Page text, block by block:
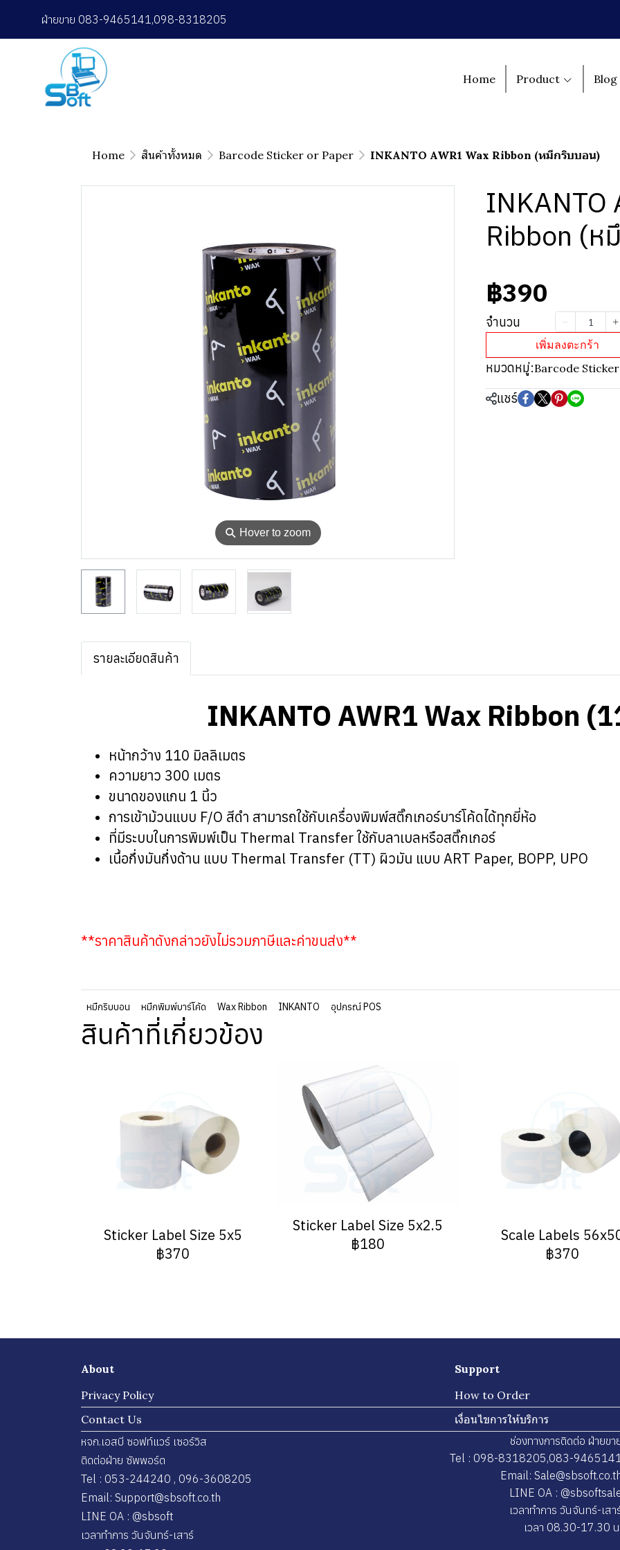
ฝ่ายขาย 083-9465141,098-8318205
Home Product Blog
Home สินค้าทั้งหมด Barcode Sticker or Paper INKANTO AWR1 Wax Ribbon (หมึกริบบอน)
⚲ Hover to zoom
INKANTO
Ribbon (ห
฿390
จำนวน
เพิ่มลงตะกร้า
หมวดหมู่:Barcode
แชร์
รายละเอียดสินค้า
INKANTO AWR1 Wax Ribbon
หน้ากว้าง 110 มิลลิเมตร
ความยาว 300 เมตร
ขนาดของแกน 1 นิ้ว
การเข้าม้วนแบบ F/O สีดำ สามารถใช้กับเครื่องพิมพ์สติ๊กเกอร์บาร์โค้ดได้ทุกยี่ห้อ
ที่มีระบบในการพิมพ์เป็น Thermal Transfer ใช้กับลาเบลหรือสติ๊กเกอร์
เนื้อกึ่งมันกึ่งด้าน แบบ Thermal Transfer (TT) ผิวมัน แบบ ART Paper, BOPP, UPO
**ราคาสินค้าดังกล่าวยังไม่รวมภาษีและค่าขนส่ง**
หมึกริบบอน หมึกพิมพ์บาร์โค้ด Wax Ribbon INKANTO อุปกรณ์ POS
สินค้าที่เกี่ยวข้อง
Sticker Label Size 5x5
฿370
Sticker Label Size 5x2.5
฿180
Scale Labels
฿370
About
Privacy Policy
Contact Us
Support
How to Order
เงื่อนไขการให้บริการ
หจก.เอสบี ซอฟท์แวร์ เซอร์วิส
ติดต่อฝ่าย ซัพพอร์ต
Tel : 053-244240 , 096-3608205
Email: Support@sbsoft.co.th
LINE OA : @sbsoft
เวลาทำการ วันจันทร์-เสาร์
ช่องทางการติดต่อ ฝ่ายขา
Tel : 098-8318205,083-
Email:
LINE OA :
เวลาทำการ วันจันทร์-เสา
เวลา 08.30-17.30